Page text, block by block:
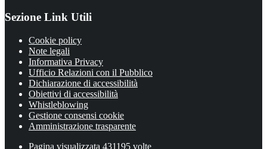
Sezione Link Utili
Cookie policy
Note legali
Informativa Privacy
Ufficio Relazioni con il Pubblico
Dichiarazione di accessibilità
Obiettivi di accessibilità
Whistleblowing
Gestione consensi cookie
Amministrazione trasparente
Pagina visualizzata 431195 volte